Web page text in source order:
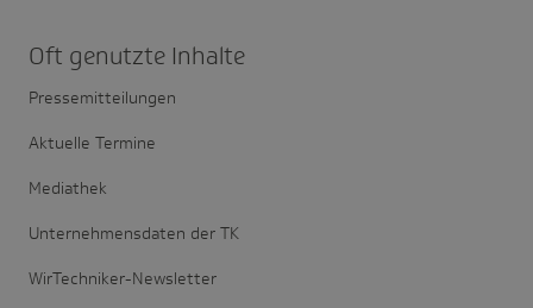
Oft genutzte Inhalte
Pressemitteilungen
Aktuelle Termine
Mediathek
Unternehmensdaten der TK
WirTechniker-Newsletter